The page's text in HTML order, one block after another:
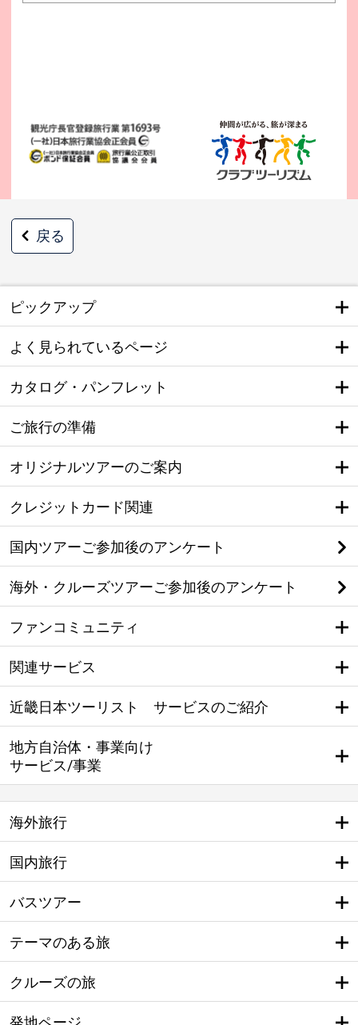
戻る
ピックアップ
よく見られているページ
カタログ・パンフレット
ご旅行の準備
オリジナルツアーのご案内
クレジットカード関連
国内ツアーご参加後のアンケート
海外・クルーズツアーご参加後のアンケート
ファンコミュニティ
関連サービス
近畿日本ツーリスト サービスのご紹介
地方自治体・事業向け
サービス/事業
海外旅行
国内旅行
バスツアー
テーマのある旅
クルーズの旅